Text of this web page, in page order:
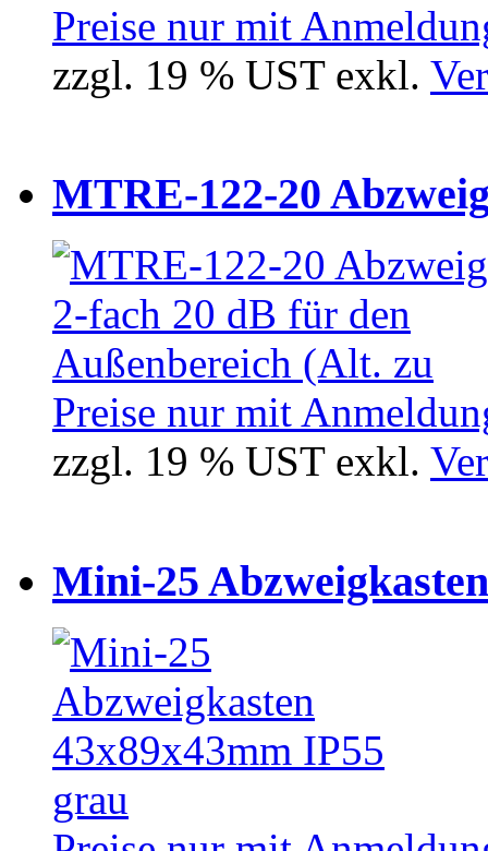
Preise nur mit
zzgl. 19 % UST exkl.
MTRE-122-20
Preise nur mit
zzgl. 19 % UST exkl.
Mini-25